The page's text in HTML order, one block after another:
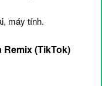
máy tính.
(TikTok)